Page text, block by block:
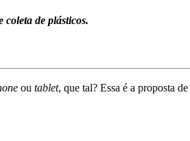
de plásticos.
ou tablet, que tal? Essa é a proposta